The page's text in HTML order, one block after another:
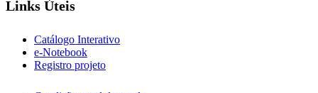
Links Úteis
Catálogo Interativo
e-Notebook
Registro projeto